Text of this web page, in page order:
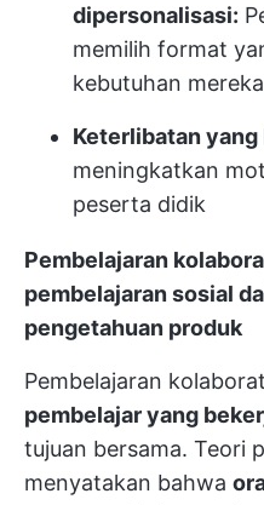
dipersonalisasi:
memilih format
kebutuhan mereka
Keterlibatan yang
meningkatkan
peserta didik
Pembelajaran
pembelajaran sosial
pengetahuan produk
Pembelajaran
pembelajar yang
tujuan bersama. Teori
menyatakan bahwa